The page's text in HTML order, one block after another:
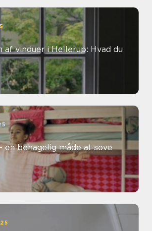
af vinduer i Hellerup: Hvad du
en behagelig måde at sove